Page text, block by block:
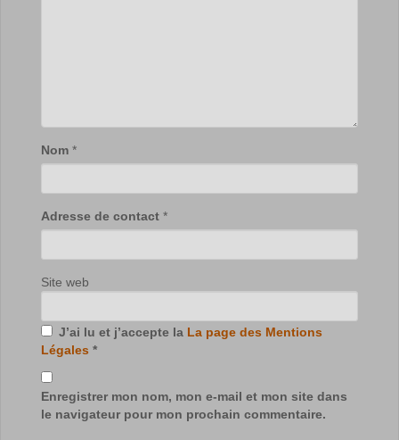
Nom *
Adresse de contact *
Site web
J’ai lu et j’accepte la La page des Mentions
Légales *
Enregistrer mon nom, mon e-mail et mon site dans
le navigateur pour mon prochain commentaire.